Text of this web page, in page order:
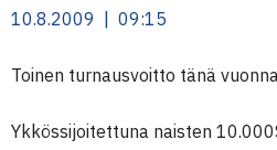
10.8.2009 | 09:15
Toinen turnausvoitto tänä
Ykkössijoitettuna naisten